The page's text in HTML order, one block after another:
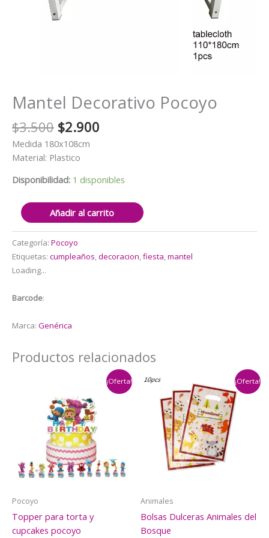
Mantel Decorativo Pocoyo
$3.500 El
precio
original
$3.500.
$2.900
$2.900.
Medida 180x108cm
Material: Plastico
Disponibilidad: 1 disponibles
Mantel
Decorativo
Pocoyo
cantidad
Añadir al carrito
Categoría: Pocoyo
Etiquetas: cumpleaños,decoracion,fiesta,mantel
Loading...
Barcode:
Marca: Genérica
Productos relacionados
¡Oferta!
Pocoyo
Topper para torta y
cupcakes pocoyo
¡Oferta!
Animales
Bolsas Dulceras Animales del
Bosque